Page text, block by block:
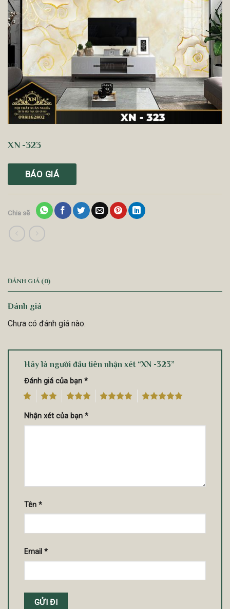
XN -323
BÁO GIÁ
Chia sẽ
ĐÁNH GIÁ (0)
Đánh giá
Chưa có đánh giá nào.
Hãy là người đầu tiên nhận xét “XN -323”
Đánh giá của bạn *
4 5
Nhận xét của bạn *
Tên *
Email *